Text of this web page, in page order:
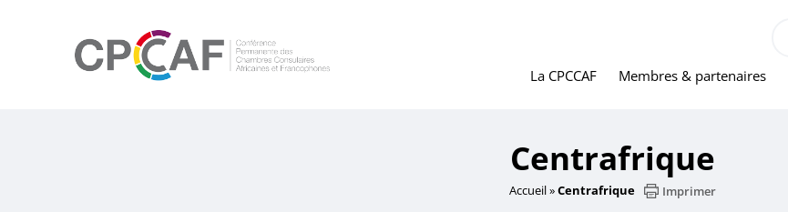
La CPCCAF Membres & partenaires
Centrafrique
Accueil»Centrafrique Imprimer